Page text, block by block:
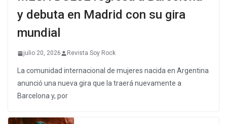
y debuta en Madrid con su gira
mundial
julio 20, 2026 Revista Soy Rock
La comunidad internacional de mujeres nacida en Argentina
anunció una nueva gira que la traerá nuevamente a
Barcelona y, por